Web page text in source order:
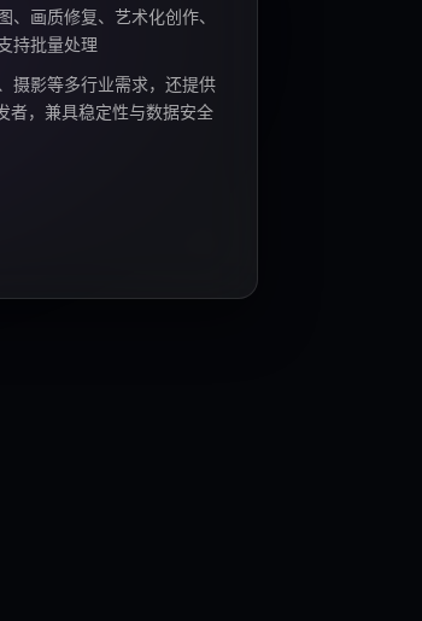
、画质修复、艺术化创作、
持批量处理
摄影等多行业需求，还提供
者，兼具稳定性与数据安全